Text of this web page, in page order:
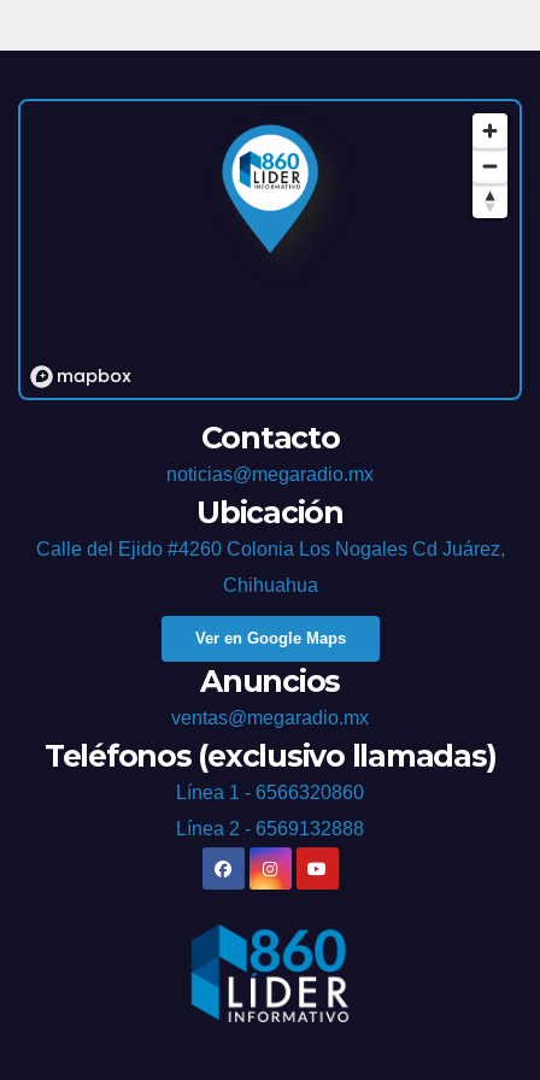
Contacto
noticias@megaradio.mx
Ubicación
Calle del Ejido #4260 Colonia Los Nogales Cd Juárez,
Chihuahua
Ver en Google Maps
Anuncios
ventas@megaradio.mx
Teléfonos (exclusivo llamadas)
Línea 1 - 6566320860
Línea 2 - 6569132888